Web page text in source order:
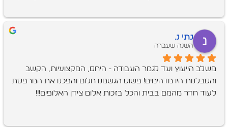
טיפת פסולת.שירות ברמה גבוהה, ממליץ בחום!
נתי נ.
השנה שעברה
משלב הייעוץ ועד לגמר העבודה - היחס, המקצועיות, הקשב
והסבלנות היו מדהימים! פשוט הגשמנו חלום והפכנו את המרפסת
לעוד חדר מהמם בבית והכל בזכות אלום צידן האלופים!!!